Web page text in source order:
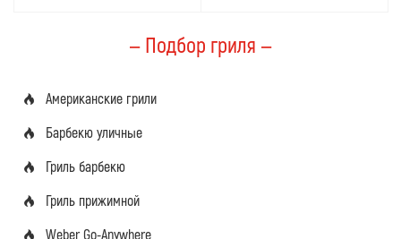
— Подбор гриля —
Американские грили
Барбекю уличные
Гриль барбекю
Гриль прижимной
Weber Go-Anywhere